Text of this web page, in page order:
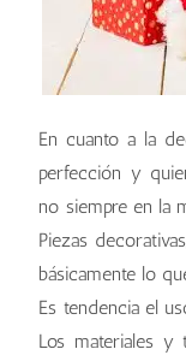
En cuanto a la
perfección y
no siempre en la
Piezas
básicamente lo
Es tendencia el
Los materiales y